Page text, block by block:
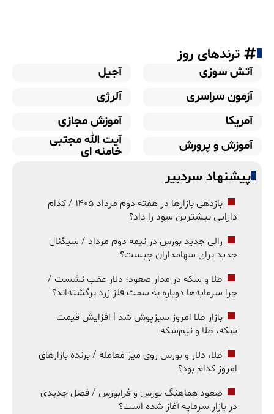
ترندهای روز
آتش سوزی
آجیل
آزمون سراسری
آلرژی
آمریکا
آموزش مجازی
آموزش و پرورش
آیت الله مجتبی
خامنه ای
پیشنهاد سردبیر
بازدهی بازارها در هفته دوم مرداد ۱۴۰۵ / کدام
دارایی بیشترین سود را داد؟
رالی جدید بورس در نیمه دوم مرداد / سیگنال
جدید برای سهامداران چیست؟
طلا و سکه در مدار صعود؛ دلار عقب نشست /
چرا سرمایه‌ها دوباره به سمت فلز زرد برگشته‌اند؟
بازار طلا امروز سبزپوش شد | افزایش قیمت
سکه، طلا و نیم‌سکه
طلا، دلار و بورس روی میز معامله / برنده بازارهای
امروز کدام بود؟
صعود هماهنگ بورس و فرابورس / فصل جدیدی
در بازار سرمایه آغاز شده است؟